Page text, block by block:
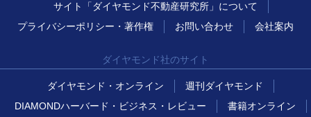
サイト「ダイヤモンド不動産研究所」について
プライバシーポリシー・著作権
お問い合わせ 会社案内
ダイヤモンド社のサイト
ダイヤモンド・オンライン
週刊ダイヤモンド
DIAMONDハーバード・ビジネス・レビュー
書籍オンライン